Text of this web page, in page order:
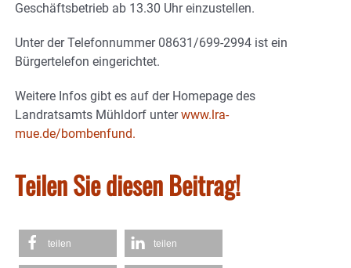
Geschäftsbetrieb ab 13.30 Uhr einzustellen.
Unter der Telefonnummer 08631/699-2994 ist ein
Bürgertelefon eingerichtet.
Weitere Infos gibt es auf der Homepage des
Landratsamts Mühldorf unterwww.lra-
mue.de/bombenfund.
Teilen Sie diesen Beitrag!
teilen teilen